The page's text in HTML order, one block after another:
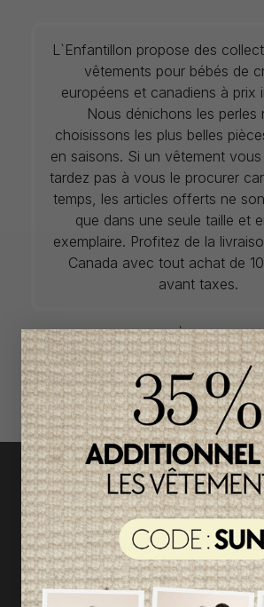
L`Enfantillon propose des
vêtements pour bébés de
européens et canadiens à prix
Nous dénichons les perles
choisissons les plus belles
en saisons. Si un vêtement
tardez pas à vous le procurer
temps, les articles offerts ne
que dans une seule taille et
exemplaire. Profitez de la
Canada avec tout achat de
avant taxes.
ACCÈS RAPIDE
magasinez par